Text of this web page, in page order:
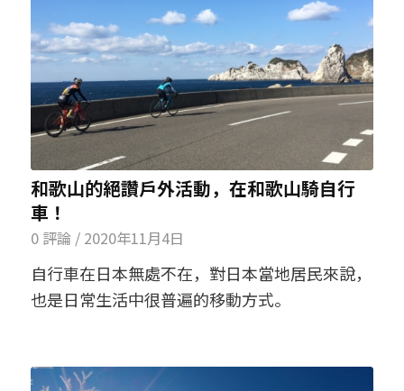
和歌山的絕讚戶外活動，在和歌山騎自行
車！
0 評論 / 2020年11月4日
自行車在日本無處不在，對日本當地居民來說，
也是日常生活中很普遍的移動方式。